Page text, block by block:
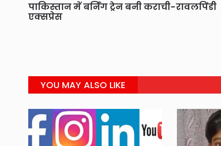
पाकिस्तान में बर्निंग ट्रेन बनी कराची-रावलपिंडी
एक्सप्रेस
YOU MAY ALSO LIKE